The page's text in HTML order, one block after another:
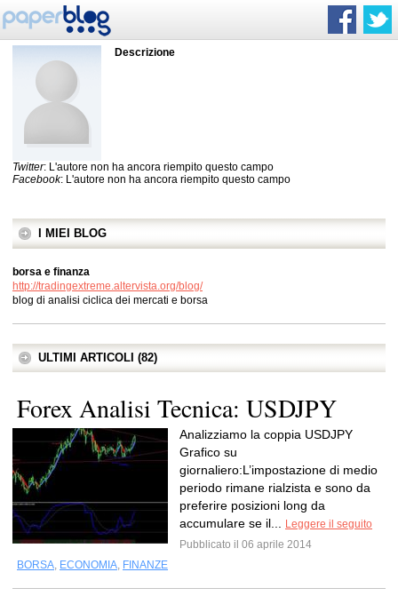
Descrizione
Twitter: L'autore non ha ancora riempito questo campo
Facebook: L'autore non ha ancora riempito questo campo
I MIEI BLOG
borsa e finanza
http://tradingextreme.altervista.org/blog/
blog di analisi ciclica dei mercati e borsa
ULTIMI ARTICOLI (82)
Forex Analisi Tecnica: USDJPY
Analizziamo la coppia USDJPY
Grafico su
giornaliero:L’impostazione di medio
periodo rimane rialzista e sono da
preferire posizioni long da
accumulare se il...
Leggere il seguito
Pubblicato il 06 aprile 2014
BORSA, ECONOMIA, FINANZE